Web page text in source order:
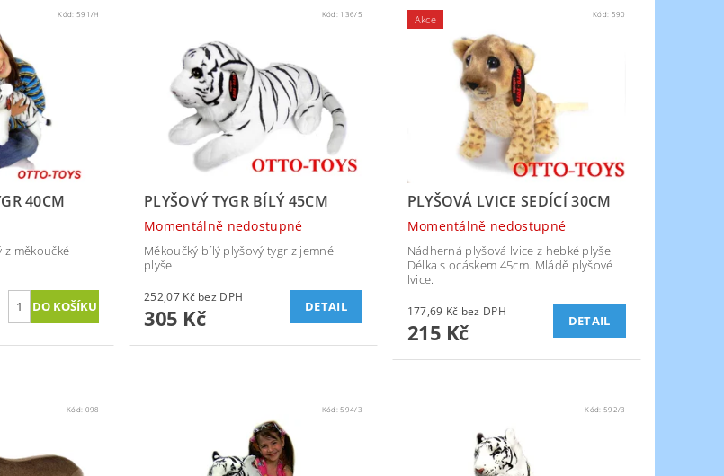
Kód: 591/H
40CM
z měkoučké
Kód: 136/5
PLYŠOVÝ TYGR BÍLÝ 45CM
Momentálně nedostupné
Měkoučký bílý plyšový tygr z jemné
plyše.
252,07 Kč bez DPH
305 Kč DETAIL
Akce Kód: 590
PLYŠOVÁ LVICE SEDÍCÍ 30CM
Momentálně nedostupné
Nádherná plyšová lvice z hebké plyše.
Délka s ocáskem 45cm. Mládě plyšové
lvice.
177,69 Kč bez DPH
215 Kč DETAIL
Kód: 098 Kód:594/3 Kód:592/3